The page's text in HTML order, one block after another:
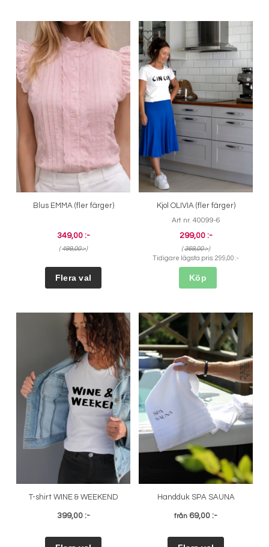
Blus EMMA (fler färger)
349,00 :-
(499,00 :-)
Kjol OLIVIA (fler färger)
Art nr. 40099-6
299,00 :-
(369,00 :-)
Tidigare lägsta pris: 299,00 :-
Köp
T-shirt WINE & WEEKEND
399,00 :-
Handduk SPA SAUNA
från 69,00 :-